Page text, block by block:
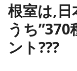
根室は,日
うち
ント???